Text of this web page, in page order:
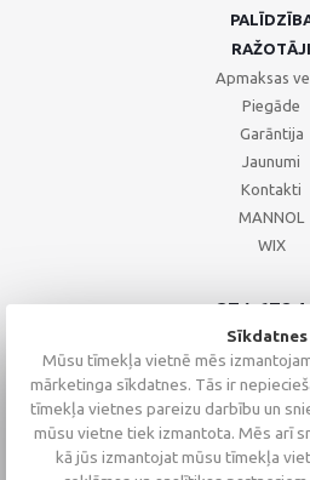
RAŽOTĀJI
Apmaksas
Piegāde
Garāntija
Jaunumi
Kontakti
MANNOL
WIX
+371
+371
+371
Sīkdatnes
Mūsu tīmekļa vietnē mēs
mārketinga sīkdatnes. Tās ir
tīmekļa vietnes pareizu darbību un
mūsu vietne tiek izmantota. Mēs arī
kā jūs izmantojat mūsu tīmekļa